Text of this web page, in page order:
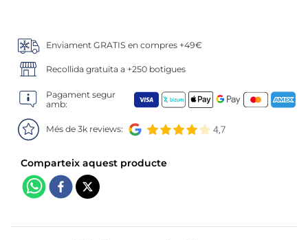
Enviament GRATIS en compres +49€
Recollida gratuïta a +250 botigues
Pagament segur
amb:
Més de 3k reviews:
8. calamar sirena
. salmó premium
10. helados polos